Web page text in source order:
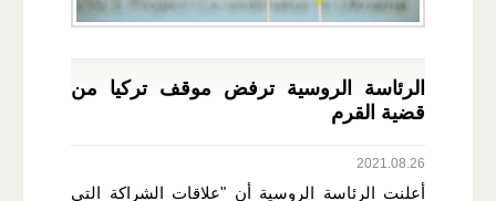
الرئاسة الروسية ترفض موقف تركيا من
قضية القرم
2021.08.26
أعلنت الرئاسة الروسية أن "علاقات الشراكة التي